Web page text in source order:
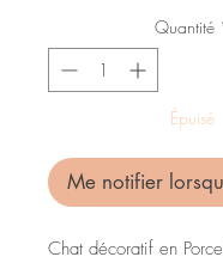
Quantité
Épuisé
Me notifier
Chat décoratif en